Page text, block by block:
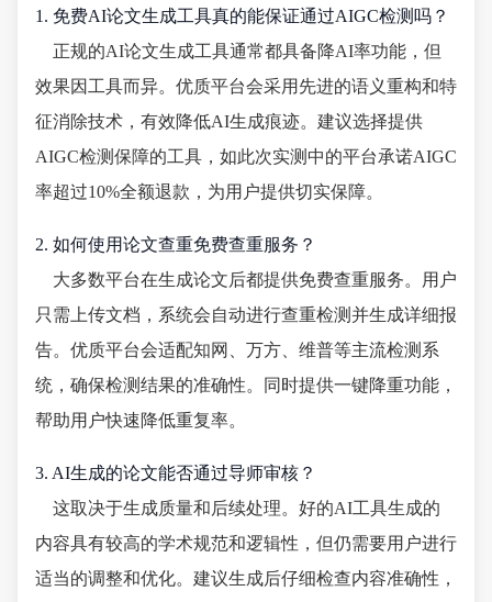
1. 免费AI论文生成工具真的能保证通过AIGC检测吗？
正规的AI论文生成工具通常都具备降AI率功能，但
效果因工具而异。优质平台会采用先进的语义重构和特
征消除技术，有效降低AI生成痕迹。建议选择提供
AIGC检测保障的工具，如此次实测中的平台承诺AIGC
率超过10%全额退款，为用户提供切实保障。
2. 如何使用论文查重免费查重服务？
大多数平台在生成论文后都提供免费查重服务。用户
只需上传文档，系统会自动进行查重检测并生成详细报
告。优质平台会适配知网、万方、维普等主流检测系
统，确保检测结果的准确性。同时提供一键降重功能，
帮助用户快速降低重复率。
3. AI生成的论文能否通过导师审核？
这取决于生成质量和后续处理。好的AI工具生成的
内容具有较高的学术规范和逻辑性，但仍需要用户进行
适当的调整和优化。建议生成后仔细检查内容准确性，